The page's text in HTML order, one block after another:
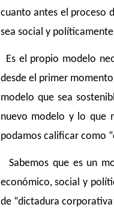
cuanto antes el proceso
sea social y
Es el propio modelo
desde el primer
modelo que sea
nuevo modelo y lo que
podamos calificar como
Sabemos que es un
económico, social y
de “dictadura